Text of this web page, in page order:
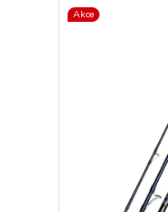
Akce